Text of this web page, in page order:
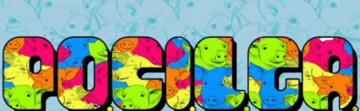
Ir
para
o
conteúdo